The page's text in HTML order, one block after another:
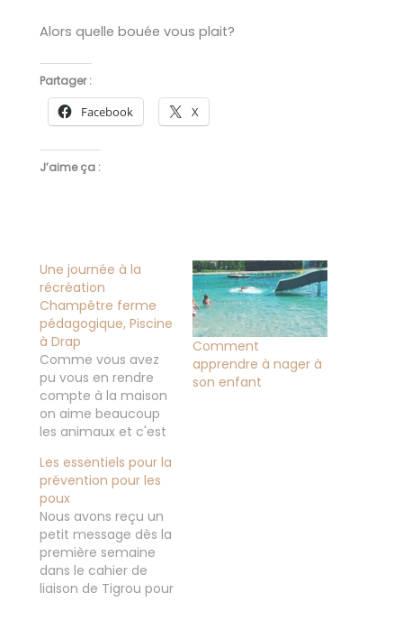
Alors quelle bouée vous plait?
Partager :
Facebook X
J’aime ça :
Une journée à la
récréation
Champêtre ferme
pédagogique, Piscine
à Drap
Comme vous avez
pu vous en rendre
compte à la maison
on aime beaucoup
les animaux et c'est
que nos enfants en
sachent le plus sur
eux que ce soit les
animaux de la ferme,
les animaux de le
savane, des animaux
de la forêt ou
encore…
Comment
apprendre à nager à
son enfant
Les essentiels pour la
prévention pour les
poux
Nous avons reçu un
petit message dès la
première semaine
dans le cahier de
liaison de Tigrou pour